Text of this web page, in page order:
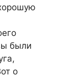
были
о